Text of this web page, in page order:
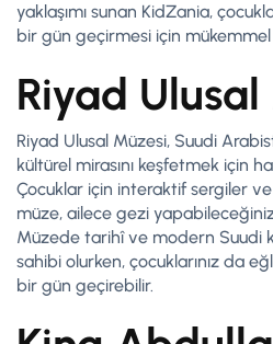
yaklaşımı sunan KidZania,
bir gün geçirmesi için
Riyad
Riyad Ulusal Müzesi, Suudi
kültürel mirasını keşfetmek için
Çocuklar için interaktif sergiler
müze, ailece gezi
Müzede tarihî ve modern Suudi
sahibi olurken, çocuklarınız da
bir gün geçirebilir.